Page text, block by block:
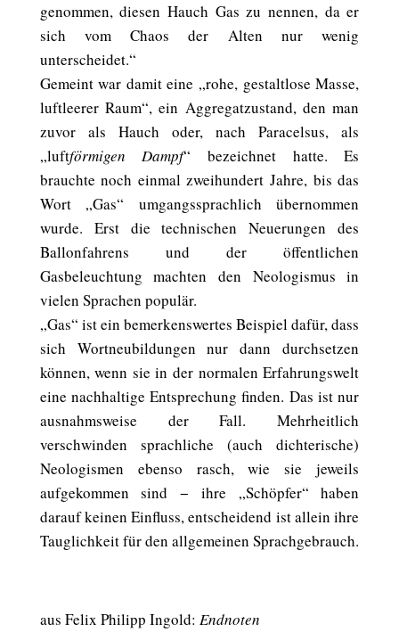
genommen, diesen Hauch Gas zu nennen, da er
sich vom Chaos der Alten nur wenig
unterscheidet.“
Gemeint war damit eine „rohe, gestaltlose Masse,
luftleerer Raum“, ein Aggregatzustand, den man
zuvor als Hauch oder, nach Paracelsus, als
„luftförmigen Dampf“ bezeichnet hatte. Es
brauchte noch einmal zweihundert Jahre, bis das
Wort „Gas“ umgangssprachlich übernommen
wurde. Erst die technischen Neuerungen des
Ballonfahrens und der öffentlichen
Gasbeleuchtung machten den Neologismus in
vielen Sprachen populär.
„Gas“ ist ein bemerkenswertes Beispiel dafür, dass
sich Wortneubildungen nur dann durchsetzen
können, wenn sie in der normalen Erfahrungswelt
eine nachhaltige Entsprechung finden. Das ist nur
ausnahmsweise der Fall. Mehrheitlich
verschwinden sprachliche (auch dichterische)
Neologismen ebenso rasch, wie sie jeweils
aufgekommen sind − ihre „Schöpfer“ haben
darauf keinen Einfluss, entscheidend ist allein ihre
Tauglichkeit für den allgemeinen Sprachgebrauch.
aus Felix Philipp Ingold: Endnoten